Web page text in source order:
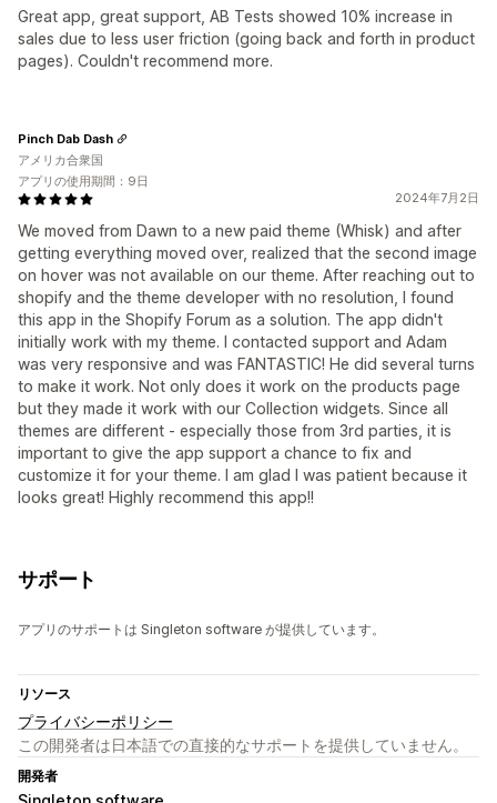
Great app, great support, AB Tests showed 10% increase in
sales due to less user friction (going back and forth in product
pages). Couldn't recommend more.
2024年7月2日
We moved from Dawn to a new paid theme (Whisk) and after
getting everything moved over, realized that the second image
on hover was not available on our theme. After reaching out to
shopify and the theme developer with no resolution, I found
this app in the Shopify Forum as a solution. The app didn't
initially work with my theme. I contacted support and Adam
was very responsive and was FANTASTIC! He did several turns
to make it work. Not only does it work on the products page
but they made it work with our Collection widgets. Since all
themes are different - especially those from 3rd parties, it is
important to give the app support a chance to fix and
customize it for your theme. I am glad I was patient because it
looks great! Highly recommend this app!!
Pinch Dab Dash
アメリカ合衆国
アプリの使用期間：9日
サポート
アプリのサポートは Singleton software が提供しています。
リソース
プライバシーポリシー
この開発者は日本語での直接的なサポートを提供していません。
開発者